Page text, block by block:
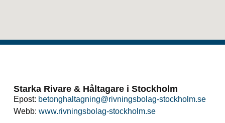
Starka Rivare & Håltagare i Stockholm
Epost: betonghaltagning@rivningsbolag-stockholm.se
Webb: www.rivningsbolag-stockholm.se